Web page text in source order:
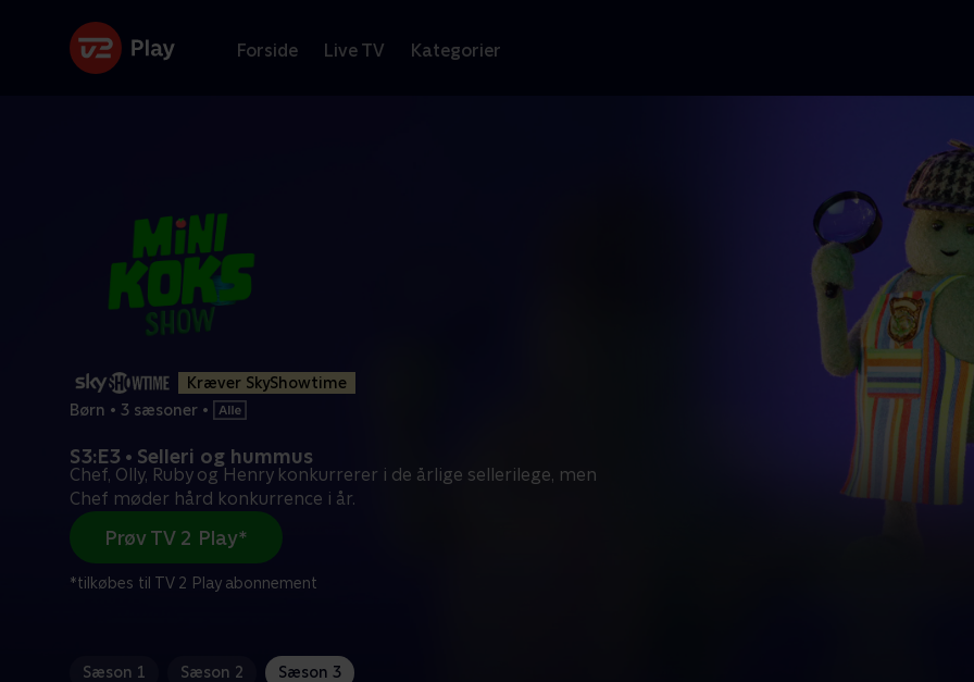
Forside Live TV Kategorier
Kræver SkyShowtime
Børn • 3 sæsoner •
S3:E3 • Selleri og hummus
Chef, Olly, Ruby og Henry konkurrerer i de årlige sellerilege, men
Chef møder hård konkurrence i år.
Prøv TV 2 Play*
*tilkøbes til TV 2 Play abonnement
Sæson 1 Sæson 2 Sæson 3